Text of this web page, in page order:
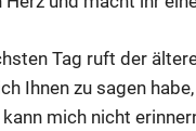
Tag ruft der
Ihnen zu sagen
kann mich nicht